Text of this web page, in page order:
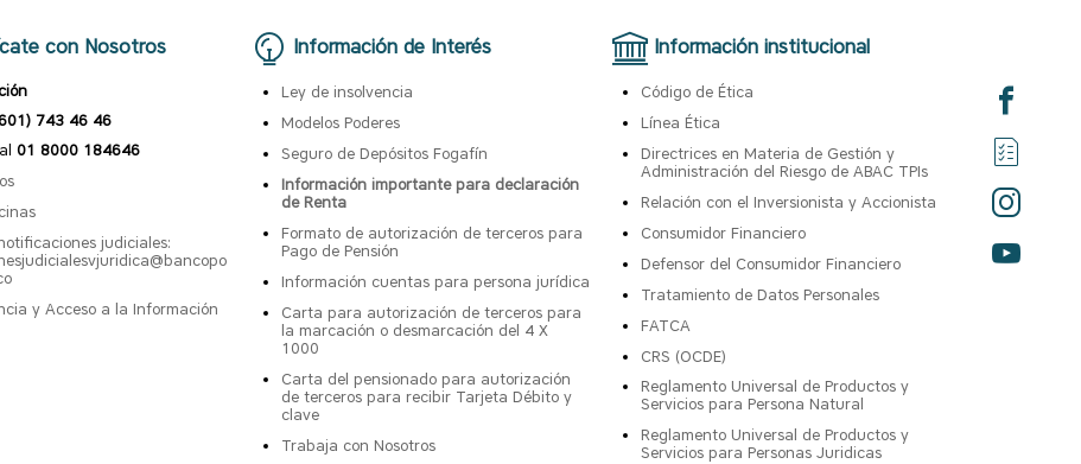
con Nosotros
743 46 46
01 8000 184646
judiciales:
y Acceso a la Información
Información de Interés
Ley de insolvencia
Modelos Poderes
Seguro de Depósitos Fogafín
Información importante para declaración
de Renta
Formato de autorización de terceros para
Pago de Pensión
Información cuentas para persona jurídica
Carta para autorización de terceros para
la marcación o desmarcación del 4 X
1000
Carta del pensionado para autorización
de terceros para recibir Tarjeta Débito y
clave
Trabaja con Nosotros
Información institucional
Código de Ética
Línea Ética
Directrices en Materia de Gestión y
Administración del Riesgo de ABAC TPIs
Relación con el Inversionista y Accionista
Consumidor Financiero
Defensor del Consumidor Financiero
Tratamiento de Datos Personales
FATCA
CRS (OCDE)
Reglamento Universal de Productos y
Servicios para Persona Natural
Reglamento Universal de Productos y
Servicios para Personas Juridicas